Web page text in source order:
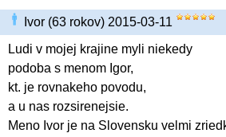
Ivor (63 rokov) 2015-03-11
Ludi v mojej krajine myli niekedy
podoba s menom Igor,
kt. je rovnakeho povodu,
a u nas rozsirenejsie.
Meno Ivor je na Slovensku velmi